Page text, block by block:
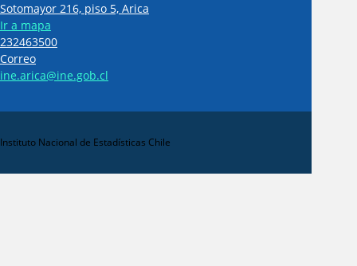
Sotomayor 216, piso 5, Arica
Ir a mapa
232463500
Correo
ine.arica@ine.gob.cl
Instituto Nacional de Estadísticas Chile